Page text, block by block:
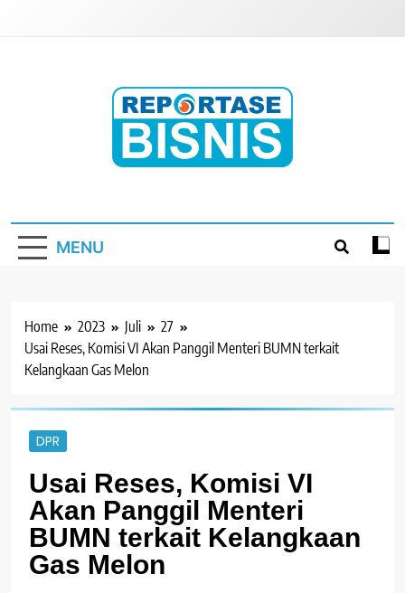
MENU
Home 2023 Juli
27
Usai Reses, Komisi VI Akan Panggil Menteri BUMN terkait
Kelangkaan Gas Melon
DPR
Usai Reses, Komisi VI
Akan Panggil Menteri
BUMN terkait Kelangkaan
Gas Melon